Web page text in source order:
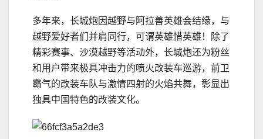
多年来，长城炮因越野与阿拉善英雄会结缘，与
越野爱好者们并肩同行，可谓英雄惜英雄！除了
精彩赛事、沙漠越野等活动外，长城炮还为粉丝
和用户带来极具冲击力的喷火改装车巡游，前卫
霸气的改装车队与激情四射的火焰共舞，彰显出
独具中国特色的改装文化。